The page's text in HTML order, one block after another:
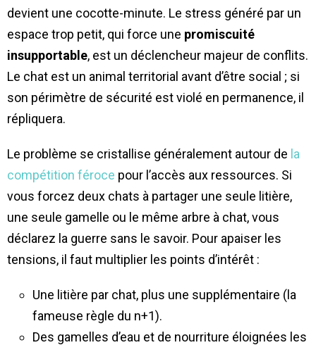
devient une cocotte-minute. Le stress généré par un
espace trop petit, qui force une promiscuité
insupportable, est un déclencheur majeur de conflits.
Le chat est un animal territorial avant d’être social ; si
son périmètre de sécurité est violé en permanence, il
répliquera.
Le problème se cristallise généralement autour de la
compétition féroce pour l’accès aux ressources. Si
vous forcez deux chats à partager une seule litière,
une seule gamelle ou le même arbre à chat, vous
déclarez la guerre sans le savoir. Pour apaiser les
tensions, il faut multiplier les points d’intérêt :
Une litière par chat, plus une supplémentaire (la
fameuse règle du n+1).
Des gamelles d’eau et de nourriture éloignées les